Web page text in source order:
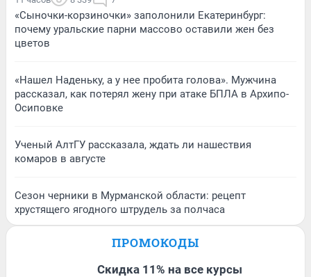
«Сыночки-корзиночки» заполонили Екатеринбург:
почему уральские парни массово оставили жен без
цветов
«Нашел Наденьку, а у нее пробита голова». Мужчина
рассказал, как потерял жену при атаке БПЛА в Архипо-
Осиповке
Ученый АлтГУ рассказала, ждать ли нашествия
комаров в августе
Сезон черники в Мурманской области: рецепт
хрустящего ягодного штрудель за полчаса
ПРОМОКОДЫ
Скидка 11% на все курсы